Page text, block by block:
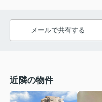
メールで共有する
近隣の物件